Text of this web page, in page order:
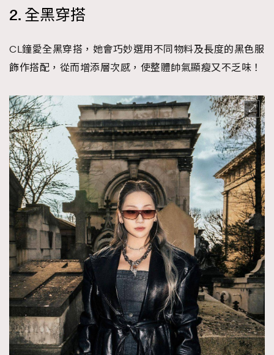
2. 全黑穿搭
CL鐘愛全黑穿搭，她會巧妙選用不同物料及長度的黑色服
飾作搭配，從而增添層次感，使整體帥氣顯瘦又不乏味！